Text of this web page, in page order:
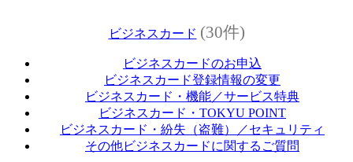
ビジネスカード (30件)
ビジネスカードのお申込
ビジネスカード登録情報の変更
ビジネスカード・機能／サービス特典
ビジネスカード・TOKYU POINT
ビジネスカード・紛失（盗難）／セキュリティ
その他ビジネスカードに関するご質問